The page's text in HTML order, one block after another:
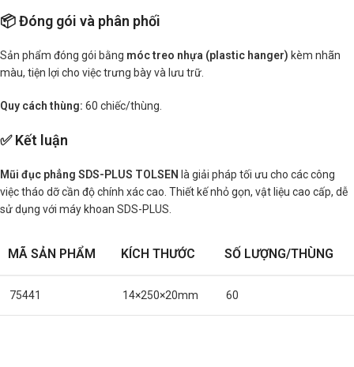
📦 Đóng gói và phân phối
Sản phẩm đóng gói bằng móc treo nhựa (plastic hanger) kèm nhãn
màu, tiện lợi cho việc trưng bày và lưu trữ.
Quy cách thùng: 60 chiếc/thùng.
✅ Kết luận
Mũi đục phẳng SDS-PLUS TOLSEN là giải pháp tối ưu cho các công
việc tháo dỡ cần độ chính xác cao. Thiết kế nhỏ gọn, vật liệu cao cấp, dễ
sử dụng với máy khoan SDS-PLUS.
MÃ SẢN PHẨM KÍCH THƯỚC SỐ LƯỢNG/THÙNG
75441 14×250×20mm 60